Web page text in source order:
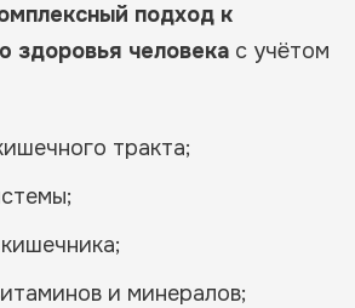
подход к
здоровья человека с учётом
тракта;
и минералов;